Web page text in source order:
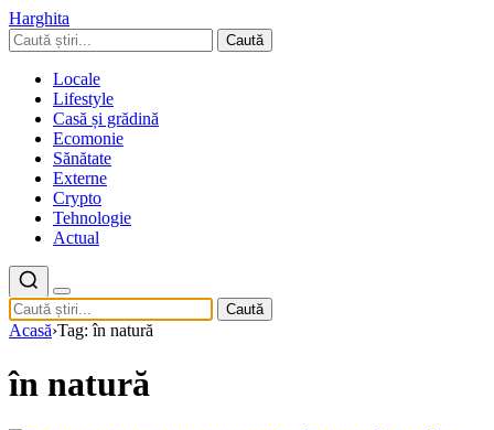
Harghita
Caută
Locale
Lifestyle
Casă și grădină
Ecomonie
Sănătate
Externe
Crypto
Tehnologie
Actual
Caută
Acasă›Tag: în natură
în natură